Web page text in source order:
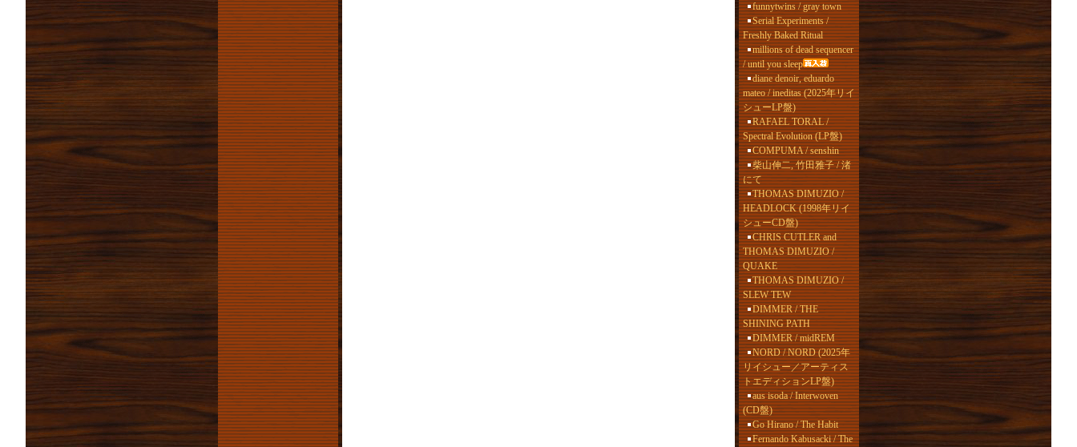
funnytwins / gray town
Serial Experiments /
Freshly Baked Ritual
millions of dead sequencer
/ until you sleep
diane denoir, eduardo
mateo / ineditas (2025年リイ
シューLP盤)
RAFAEL TORAL /
Spectral Evolution (LP盤)
COMPUMA / senshin
柴山伸二, 竹田雅子 / 渚
にて
THOMAS DIMUZIO /
HEADLOCK (1998年リイ
シューCD盤)
CHRIS CUTLER and
THOMAS DIMUZIO /
QUAKE
THOMAS DIMUZIO /
SLEW TEW
DIMMER / THE
SHINING PATH
DIMMER / midREM
NORD / NORD (2025年
リイシュー／アーティス
トエディションLP盤)
aus isoda / Interwoven
(CD盤)
Go Hirano / The Habit
Fernando Kabusacki / The